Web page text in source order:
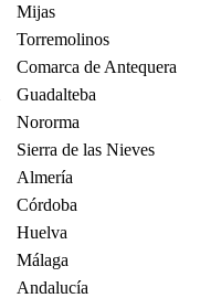
Mijas
Torremolinos
Comarca de Antequera
Guadalteba
Nororma
Sierra de las Nieves
Almería
Córdoba
Huelva
Málaga
Andalucía